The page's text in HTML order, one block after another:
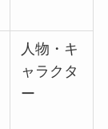
人物・キ
ャラクタ
ー